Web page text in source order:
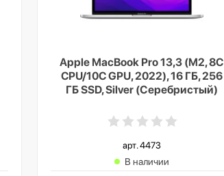
Apple MacBook Pro 13,3 (M2, 8C
CPU/10C GPU, 2022), 16 ГБ, 256
ГБ SSD, Silver (Серебристый)
арт. 4473
В наличии